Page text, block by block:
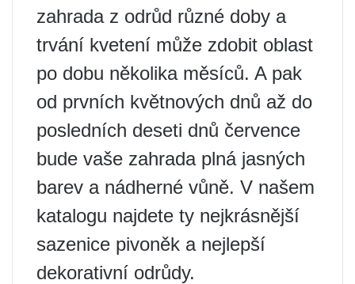
zahrada z odrůd různé doby a
trvání kvetení může zdobit oblast
po dobu několika měsíců. A pak
od prvních květnových dnů až do
posledních deseti dnů července
bude vaše zahrada plná jasných
barev a nádherné vůně. V našem
katalogu najdete ty nejkrásnější
sazenice pivoněk a nejlepší
dekorativní odrůdy.